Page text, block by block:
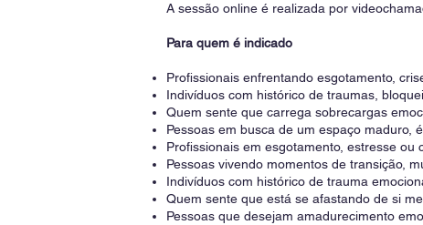
A sessão online é realizada por
Para quem é indicado
Profissionais enfrentando esgotamento,
Indivíduos com histórico de traumas,
Quem sente que carrega sobrecargas
Pessoas em busca de um espaço maduro,
Profissionais em esgotamento, estresse ou
Pessoas vivendo momentos de transição,
Indivíduos com histórico de trauma
Quem sente que está se afastando de si
Pessoas que desejam amadurecimento